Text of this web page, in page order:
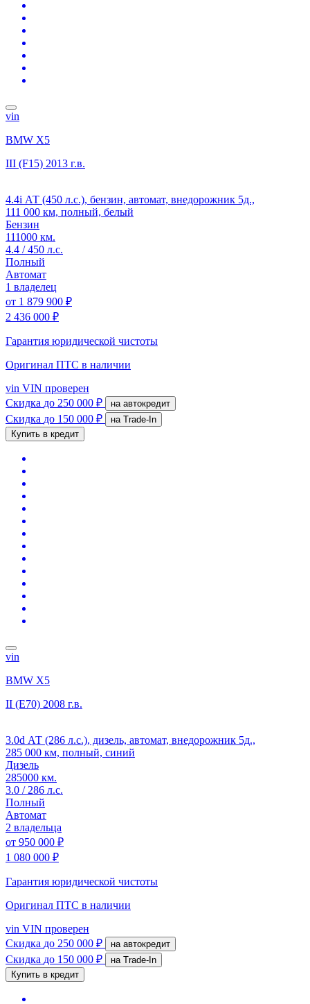
vin
BMW X5
III (F15) 2013 г.в.
4.4i АТ (450 л.с.), бензин, автомат, внедорожник 5д.,
111 000 км, полный, белый
Бензин
111000 км.
4.4 / 450 л.с.
Полный
Автомат
1 владелец
от 1 879 900 ₽
2 436 000 ₽
Гарантия юридической чистоты
Оригинал ПТС в наличии
vin VIN проверен
Скидка до 250 000 ₽ на автокредит
Скидка до 150 000 ₽
на Trade-In
Купить в кредит
vin
BMW X5
II (E70) 2008 г.в.
3.0d АТ (286 л.с.), дизель, автомат, внедорожник 5д.,
285 000 км, полный, синий
Дизель
285000 км.
3.0 / 286 л.с.
Полный
Автомат
2 владельца
от 950 000 ₽
1 080 000 ₽
Гарантия юридической чистоты
Оригинал ПТС в наличии
vin VIN проверен
Скидка до 250 000 ₽ на автокредит
Скидка до 150 000 ₽
на Trade-In
Купить в кредит